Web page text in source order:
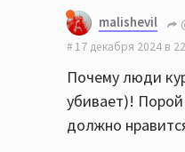
malishevil
17 декабря 2024 в
Почему люди
убивает)!
должно